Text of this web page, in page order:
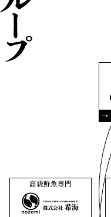
高級鮮魚専門
株式会社希海